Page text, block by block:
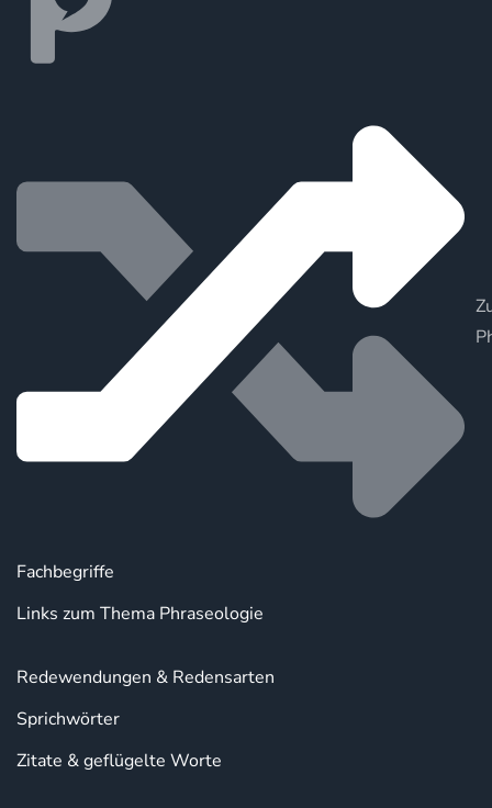
Fachbegriffe
Links zum Thema Phraseologie
Redewendungen & Redensarten
Sprichwörter
Zitate & geflügelte Worte